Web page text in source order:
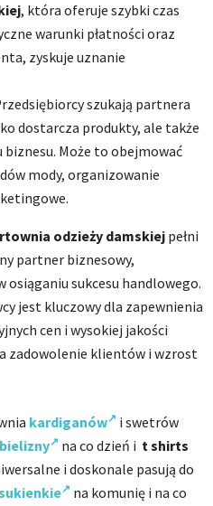
, która oferuje szybki czas
warunki płatności oraz
zyskuje uznanie
szukają partnera
dostarcza produkty, ale także
Może to obejmować
mody, organizowanie
odzieży damskiej pełni
partner biznesowy,
osiąganiu sukcesu handlowego.
jest kluczowy dla zapewnienia
cen i wysokiej jakości
zadowolenie klientów i wzrost
kardiganów
i swetrów
na co dzień i t shirts
i doskonale pasują do
na komunię i na co